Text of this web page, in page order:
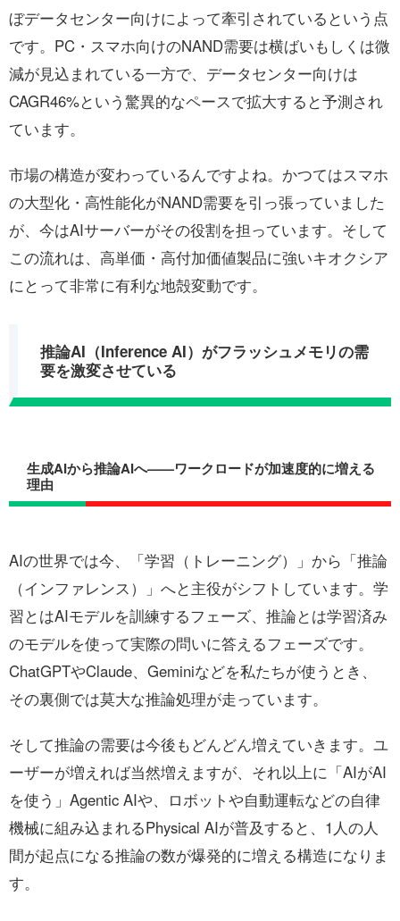
ぼデータセンター向けによって牽引されているという点
です。PC・スマホ向けのNAND需要は横ばいもしくは微
減が見込まれている一方で、データセンター向けは
CAGR46%という驚異的なペースで拡大すると予測され
ています。
市場の構造が変わっているんですよね。かつてはスマホ
の大型化・高性能化がNAND需要を引っ張っていました
が、今はAIサーバーがその役割を担っています。そして
この流れは、高単価・高付加価値製品に強いキオクシア
にとって非常に有利な地殻変動です。
推論AI（Inference AI）がフラッシュメモリの需
要を激変させている
生成AIから推論AIへ——ワークロードが加速度的に増える
理由
AIの世界では今、「学習（トレーニング）」から「推論
（インファレンス）」へと主役がシフトしています。学
習とはAIモデルを訓練するフェーズ、推論とは学習済み
のモデルを使って実際の問いに答えるフェーズです。
ChatGPTやClaude、Geminiなどを私たちが使うとき、
その裏側では莫大な推論処理が走っています。
そして推論の需要は今後もどんどん増えていきます。ユ
ーザーが増えれば当然増えますが、それ以上に「AIがAI
を使う」Agentic AIや、ロボットや自動運転などの自律
機械に組み込まれるPhysical AIが普及すると、1人の人
間が起点になる推論の数が爆発的に増える構造になりま
す。